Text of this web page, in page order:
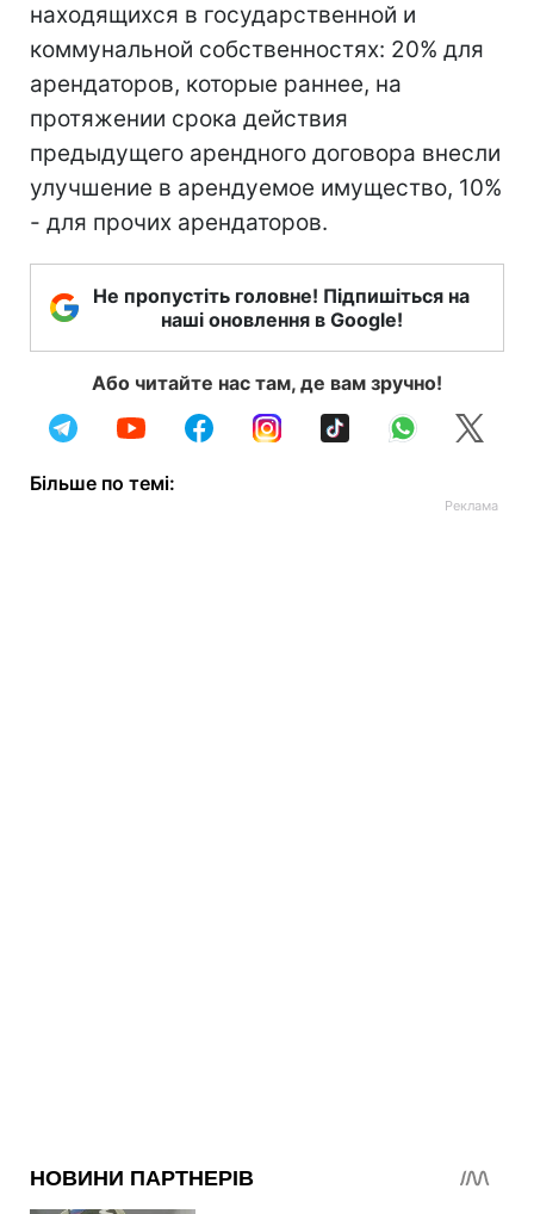
находящихся в государственной и
коммунальной собственностях: 20% для
арендаторов, которые раннее, на
протяжении срока действия
предыдущего арендного договора внесли
улучшение в арендуемое имущество, 10%
- для прочих арендаторов.
Не пропустіть головне! Підпишіться на
наші оновлення в Google!
Або читайте нас там, де вам зручно!
Більше по темі: